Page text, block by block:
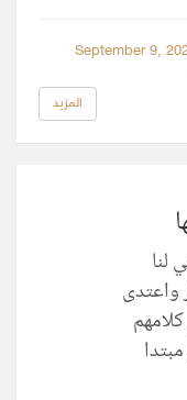
المزيد
لنا
واعتدى